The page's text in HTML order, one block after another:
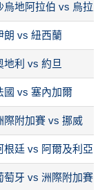
烏地阿拉伯 vs 烏拉圭
朗 vs 紐西蘭
地利 vs 約旦
國 vs 塞內加爾
際附加賽 vs 挪威
根廷 vs 阿爾及利亞
萄牙 vs 洲際附加賽1